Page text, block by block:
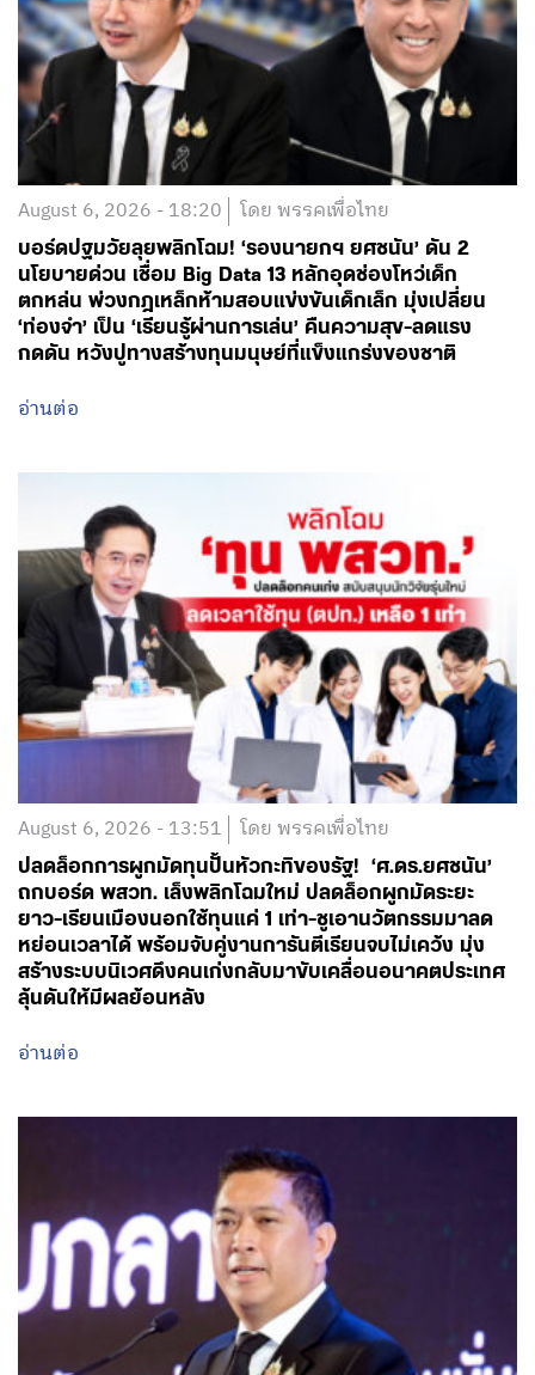
August 6, 2026 - 18:20 โดย พรรคเพื่อไทย
บอร์ดปฐมวัยลุยพลิกโฉม! ‘รองนายกฯ ยศชนัน’ ดัน 2
นโยบายด่วน เชื่อม Big Data 13 หลักอุดช่องโหว่เด็ก
ตกหล่น พ่วงกฎเหล็กห้ามสอบแข่งขันเด็กเล็ก มุ่งเปลี่ยน
‘ท่องจำ’ เป็น ‘เรียนรู้ผ่านการเล่น’ คืนความสุข-ลดแรง
กดดัน หวังปูทางสร้างทุนมนุษย์ที่แข็งแกร่งของชาติ
อ่านต่อ
August 6, 2026 - 13:51 โดย พรรคเพื่อไทย
ปลดล็อกการผูกมัดทุนปั้นหัวกะทิของรัฐ! ‘ศ.ดร.ยศชนัน’
ถกบอร์ด พสวท. เล็งพลิกโฉมใหม่ ปลดล็อกผูกมัดระยะ
ยาว-เรียนเมืองนอกใช้ทุนแค่ 1 เท่า-ชูเอานวัตกรรมมาลด
หย่อนเวลาได้ พร้อมจับคู่งานการันตีเรียนจบไม่เคว้ง มุ่ง
สร้างระบบนิเวศดึงคนเก่งกลับมาขับเคลื่อนอนาคตประเทศ
ลุ้นดันให้มีผลย้อนหลัง
อ่านต่อ